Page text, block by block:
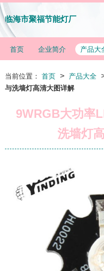
临海市聚福节能灯厂
首页 企业简介 产品大
当前位置： 首页 > 产品大全
与洗墙灯高清大图详解
9WRGB大功率
洗墙灯